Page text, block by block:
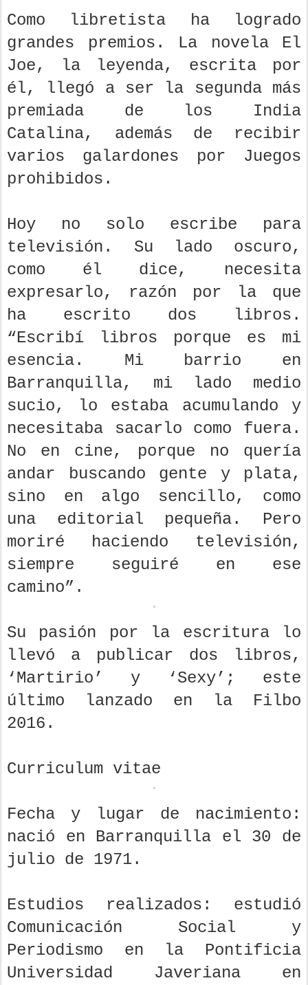
Como libretista ha logrado
grandes premios. La novela El
Joe, la leyenda, escrita por
él, llegó a ser la segunda más
premiada de los India
Catalina, además de recibir
varios galardones por Juegos
prohibidos.
Hoy no solo escribe para
televisión. Su lado oscuro,
como él dice, necesita
expresarlo, razón por la que
ha escrito dos libros.
“Escribí libros porque es mi
esencia. Mi barrio en
Barranquilla, mi lado medio
sucio, lo estaba acumulando y
necesitaba sacarlo como fuera.
No en cine, porque no quería
andar buscando gente y plata,
sino en algo sencillo, como
una editorial pequeña. Pero
moriré haciendo televisión,
siempre seguiré en ese
camino”.
Su pasión por la escritura lo
llevó a publicar dos libros,
‘Martirio’ y ‘Sexy’; este
último lanzado en la Filbo
2016.
Curriculum vitae
Fecha y lugar de nacimiento:
nació en Barranquilla el 30 de
julio de 1971.
Estudios realizados: estudió
Comunicación Social y
Periodismo en la Pontificia
Universidad Javeriana en